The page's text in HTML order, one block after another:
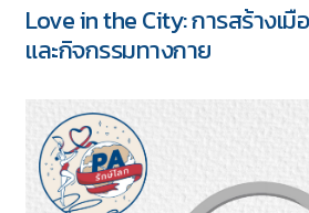
Love in the City: การสร้างเ
และกิจกรรมทางกาย